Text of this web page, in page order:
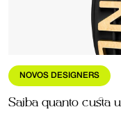
NOVOS DESIGNERS
Saiba quanto custa